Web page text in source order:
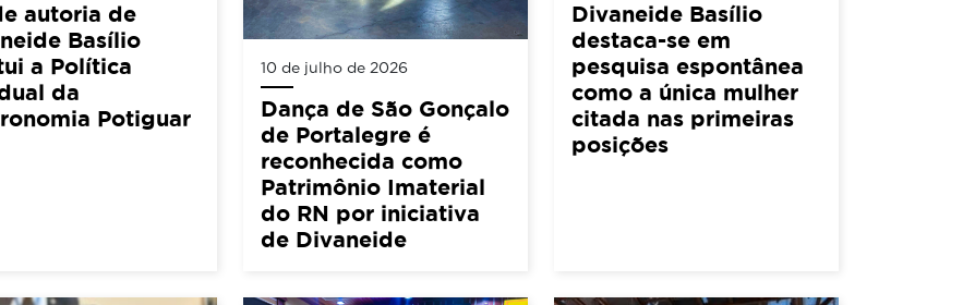
autoria de
Basílio
a Política
da
Potiguar
10 de julho de 2026
Dança de São Gonçalo
de Portalegre é
reconhecida como
Patrimônio Imaterial
do RN por iniciativa
de Divaneide
Divaneide Basílio
destaca-se em
pesquisa espontânea
como a única mulher
citada nas primeiras
posições